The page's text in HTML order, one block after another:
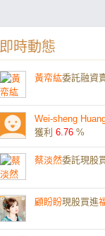
即時動態
黃帟紘委託融資
Wei-sheng
獲利 6.76 %
蔡淡然委託現股
顧盼盼現股買進